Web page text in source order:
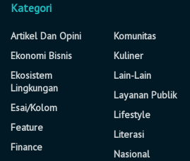
Kategori
Artikel Dan Opini
Ekonomi Bisnis
Ekosistem
Lingkungan
Esai/Kolom
Feature
Finance
Komunitas
Kuliner
Lain-Lain
Layanan Publik
Lifestyle
Literasi
Nasional